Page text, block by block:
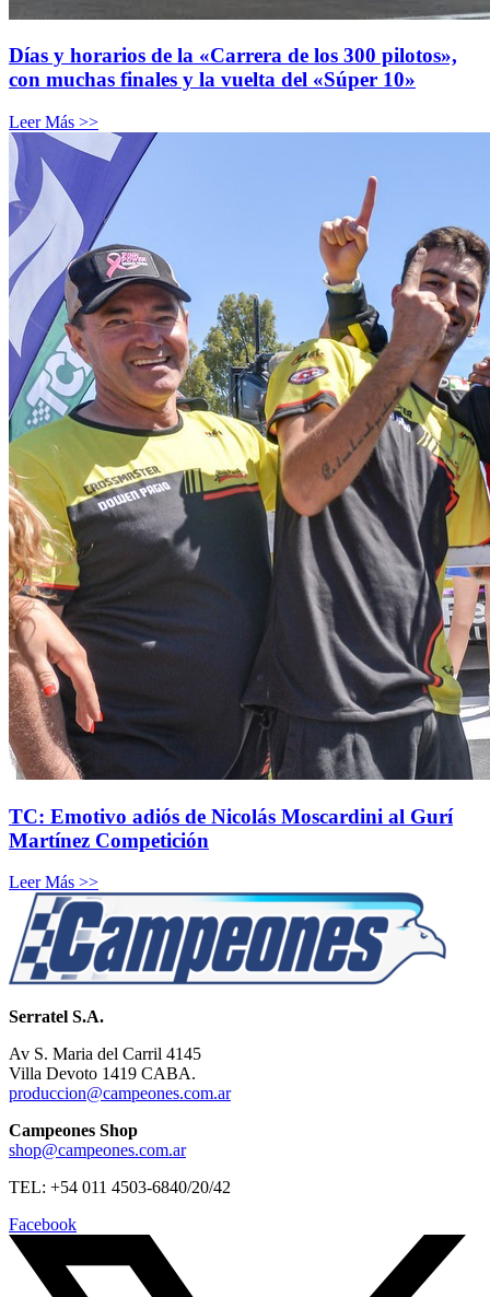
Días y horarios de la «Carrera de los 300 pilotos»,
con muchas finales y la vuelta del «Súper 10»
Leer Más >>
TC: Emotivo adiós de Nicolás Moscardini al Gurí
Martínez Competición
Leer Más >>
Serratel S.A.
Av S. Maria del Carril 4145
Villa Devoto 1419 CABA.
produccion@campeones.com.ar
Campeones Shop
shop@campeones.com.ar
TEL: +54 011 4503-6840/20/42
Facebook